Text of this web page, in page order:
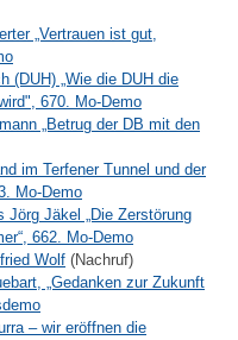
„Vertrauen ist gut,
(DUH) „Wie die DUH die
670. Mo-Demo
„Betrug der DB mit den
im Terfener Tunnel und der
Mo-Demo
Jörg Jäkel „Die Zerstörung
662. Mo-Demo
Wolf (Nachruf)
„Gedanken zur Zukunft
– wir eröffnen die